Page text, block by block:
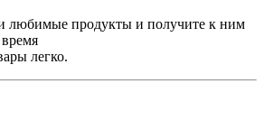
любимые продукты и получите к ним
легко.